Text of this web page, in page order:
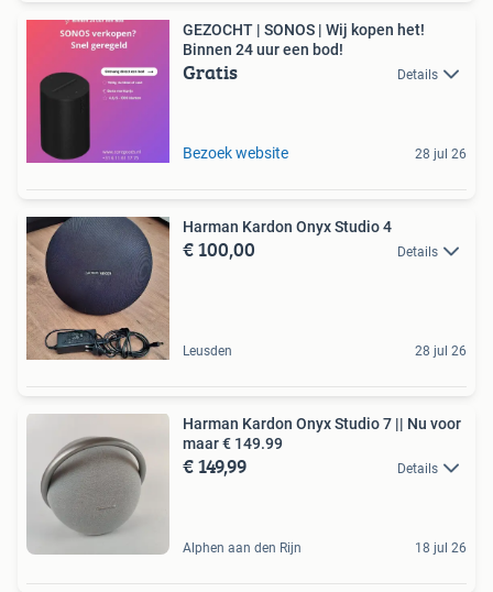
GEZOCHT | SONOS | Wij kopen het!
Binnen 24 uur een bod!
Gratis Details
Bezoek website 28 jul 26
Harman Kardon Onyx Studio 4
€ 100,00 Details
Leusden 28 jul 26
Harman Kardon Onyx Studio 7 || Nu voor
maar € 149.99
€ 149,99 Details
Alphen aan den Rijn 18 jul 26